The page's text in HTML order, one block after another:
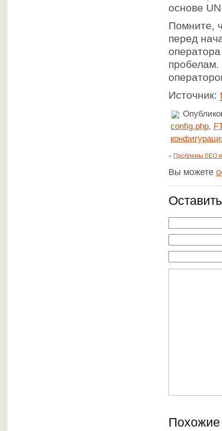
основе
Помните,
перед
Источник:
config.php,
« Проблемы SEO
Вы можете
Похожие